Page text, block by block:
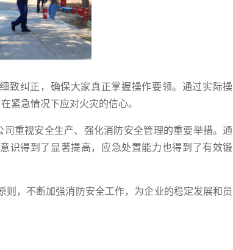
致纠正，确保大家真正掌握操作要领。通过实际操
紧急情况下应对火灾的信心。
重视安全生产、强化消防安全管理的重要举措。通
识得到了显著提高，应急处置能力也得到了有效锻
则，不断加强消防安全工作，为企业的稳定发展和员